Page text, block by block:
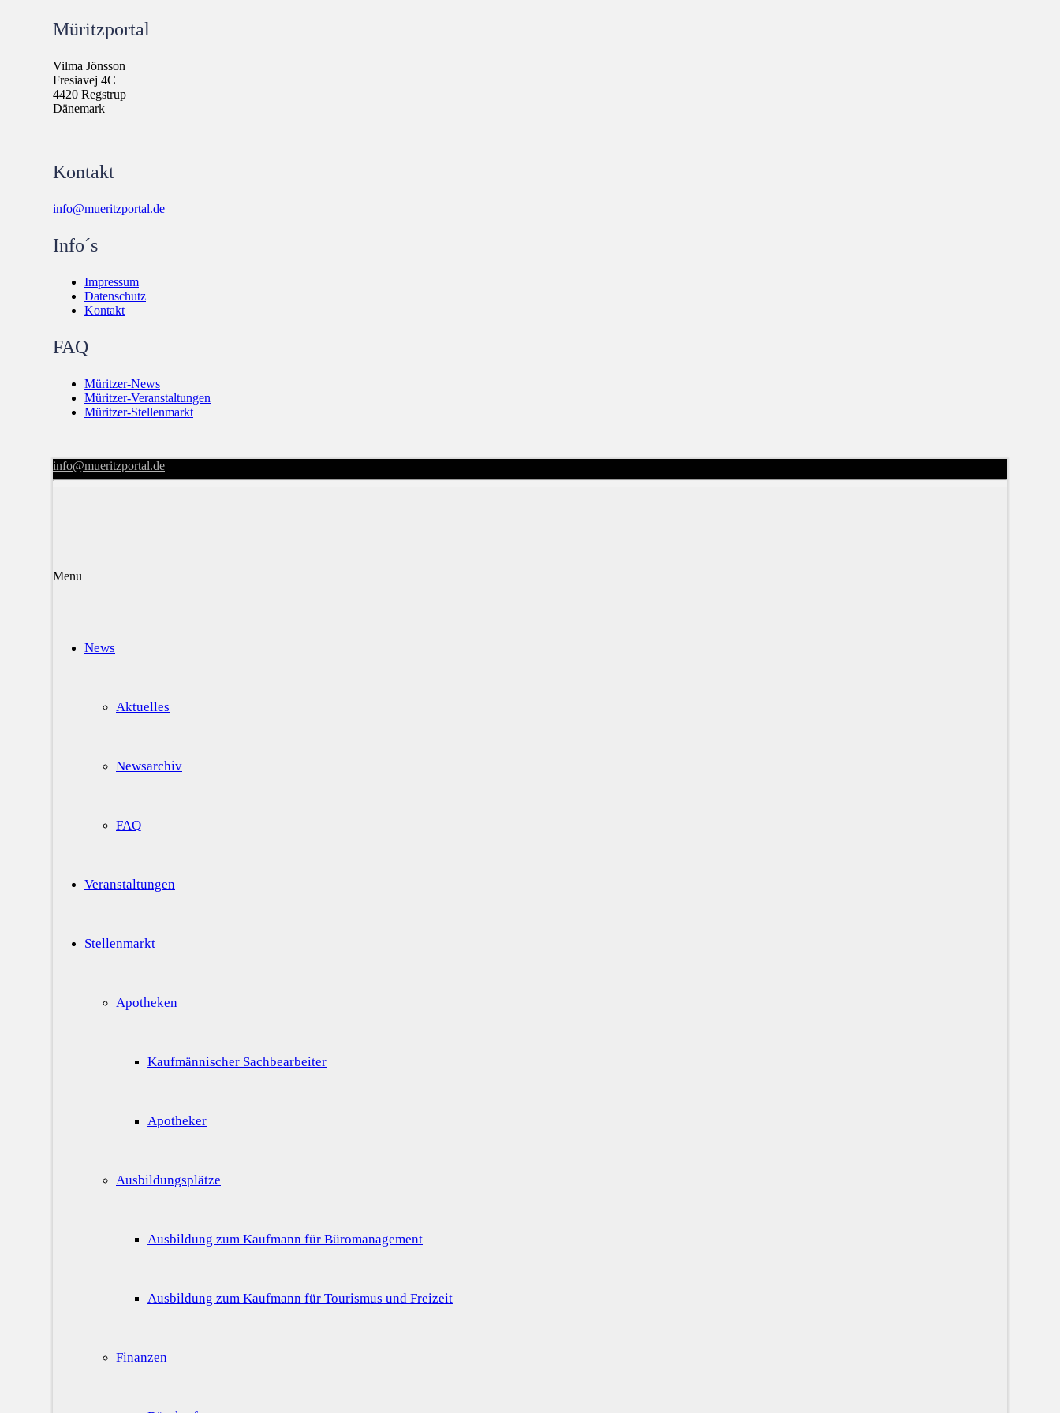
Müritzportal
Vilma Jönsson
Fresiavej 4C
4420 Regstrup
Dänemark
Kontakt
info@mueritzportal.de
Info´s
Impressum
Datenschutz
Kontakt
FAQ
Müritzer-News
Müritzer-Veranstaltungen
Müritzer-Stellenmarkt
info@mueritzportal.de
Menu
News
Aktuelles
Newsarchiv
FAQ
Veranstaltungen
Stellenmarkt
Apotheken
Kaufmännischer Sachbearbeiter
Apotheker
Ausbildungsplätze
Ausbildung zum Kaufmann für Büromanagement
Ausbildung zum Kaufmann für Tourismus und Freizeit
Finanzen